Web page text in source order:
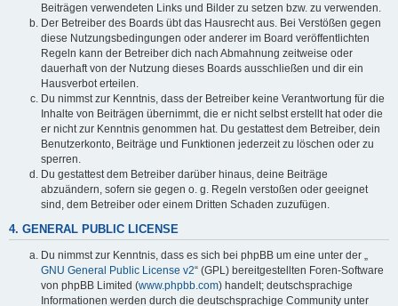
Beiträgen verwendeten Links und Bilder zu setzen bzw. zu verwenden.
Der Betreiber des Boards übt das Hausrecht aus. Bei Verstößen gegen
diese Nutzungsbedingungen oder anderer im Board veröffentlichten
Regeln kann der Betreiber dich nach Abmahnung zeitweise oder
dauerhaft von der Nutzung dieses Boards ausschließen und dir ein
Hausverbot erteilen.
Du nimmst zur Kenntnis, dass der Betreiber keine Verantwortung für die
Inhalte von Beiträgen übernimmt, die er nicht selbst erstellt hat oder die
er nicht zur Kenntnis genommen hat. Du gestattest dem Betreiber, dein
Benutzerkonto, Beiträge und Funktionen jederzeit zu löschen oder zu
sperren.
Du gestattest dem Betreiber darüber hinaus, deine Beiträge
abzuändern, sofern sie gegen o. g. Regeln verstoßen oder geeignet
sind, dem Betreiber oder einem Dritten Schaden zuzufügen.
4. GENERAL PUBLIC LICENSE
Du nimmst zur Kenntnis, dass es sich bei phpBB um eine unter der „
GNU General Public License v2“ (GPL) bereitgestellten Foren-Software
von phpBB Limited (www.phpbb.com) handelt; deutschsprachige
Informationen werden durch die deutschsprachige Community unter